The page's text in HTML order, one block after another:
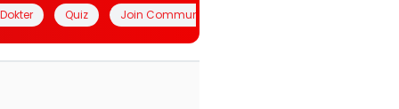
Quiz Join Community